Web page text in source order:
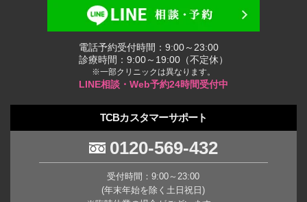
電話予約受付時間：9:00～23:00
診療時間：9:00～19:00（不定休）
※一部クリニックは異なります。
LINE相談・Web予約24時間受付中
TCBカスタマーサポート
0120-569-432
受付時間：9:00～23:00
(年末年始を除く土日祝日)